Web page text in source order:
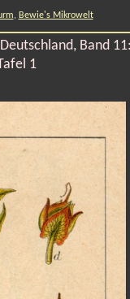
, Bewie's Mikrowelt
Band
1